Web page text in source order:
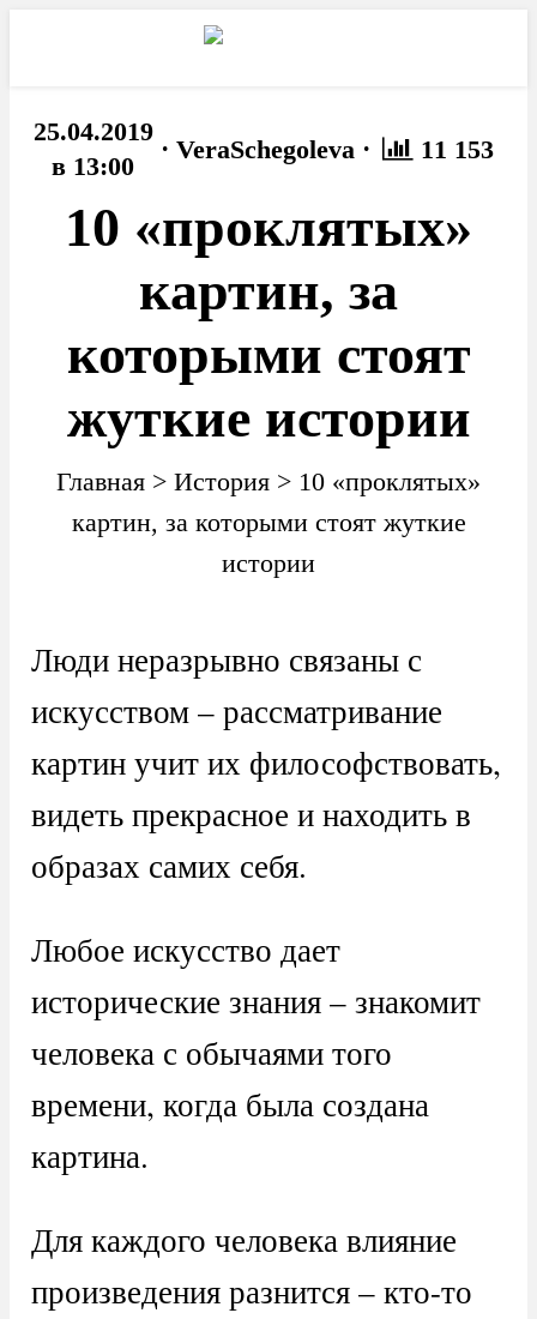
25.04.2019
в 13:00
· VeraSchegoleva · 11 153
10 «проклятых»
картин, за
которыми стоят
жуткие истории
Главная > История > 10 «проклятых»
картин, за которыми стоят жуткие
истории
Люди неразрывно связаны с
искусством – рассматривание
картин учит их философствовать,
видеть прекрасное и находить в
образах самих себя.
Любое искусство дает
исторические знания – знакомит
человека с обычаями того
времени, когда была создана
картина.
Для каждого человека влияние
произведения разнится – кто-то